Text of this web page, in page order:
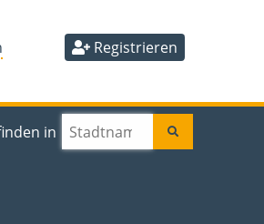
Registrieren
in